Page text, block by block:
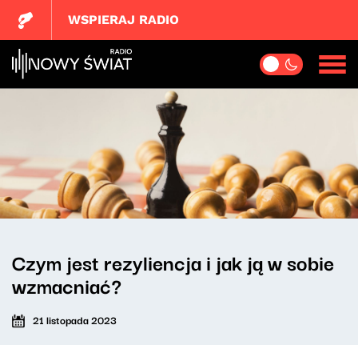
WSPIERAJ RADIO
Czym jest rezyliencja i jak ją w sobie
wzmacniać?
21 listopada 2023